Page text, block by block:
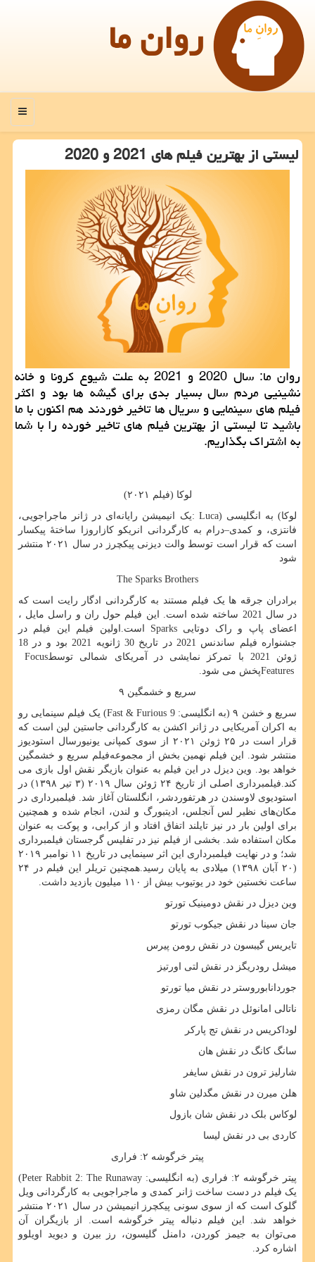
روان ما
منو
لیستی از بهترین فیلم های 2021 و 2020
روان ما: سال 2020 و 2021 به علت شیوع كرونا و خانه
نشینیی مردم سال بسیار بدی برای گیشه ها بود و اكثر
فیلم های سینمایی و سریال ها تاخیر خوردند هم اكنون با ما
باشید تا لیستی از بهترین فیلم های تاخیر خورده را با شما
به اشتراك بگذاریم.
لوکا (فیلم ۲۰۲۱)
لوکا( به انگلیسی : Luca)یک انیمیشن رایانه‌ای در ژانر ماجراجویی،
فانتزی، و کمدی–درام به کارگردانی انریکو کازاروزا ساختهٔ پیکسار
است که قرار است توسط والت دیزنی پیکچرز در سال ۲۰۲۱ منتشر
شود
The Sparks Brothers
برادران جرقه ها یک فیلم مستند به کارگردانی ادگار رایت است که
در سال 2021 ساخته شده است. این فیلم حول ران و راسل مایل ،
اعضای پاپ و راک دوتایی Sparks
است.اولین فیلم این فیلم در
جشنواره فیلم ساندنس 2021 در تاریخ 30 ژانویه 2021 بود و در 18
ژوئن 2021 با تمرکز نمایشی در آمریکای شمالی توسط
Focus
Featuresپخش می شود.
سریع و خشمگین ۹
سریع و خشن ۹ (به انگلیسی:
Fast & Furious 9‎) یک فیلم سینمایی رو
به اکران آمریکایی در ژانر اکشن به کارگردانی جاستین لین است که
قرار است در ۲۵ ژوئن ۲۰۲۱ از سوی کمپانی یونیورسال استودیوز
منتشر شود. این فیلم نهمین بخش از مجموعه‌فیلم سریع و خشمگین
خواهد بود. وین دیزل در این فیلم به عنوان بازیگر نقش اول بازی می
کند.فیلمبرداری اصلی از تاریخ ۲۴ ژوئن سال ۲۰۱۹ (۳ تیر ۱۳۹۸) در
استودیوی لاوسندن در هرتفوردشر، انگلستان آغاز شد. فیلمبرداری در
مکان‌های نظیر لس آنجلس، ادیتبورگ و لندن، انجام شده و همچنین
برای اولین بار در نیز تایلند اتفاق افتاد و از کرابی، و پوکت به عنوان
مکان استفاده شد. بخشی از فیلم نیز در تفلیس گرجستان فیلمبرداری
شد؛ و در نهایت فیلمبرداری این اثر سینمایی در تاریخ ۱۱ نوامبر ۲۰۱۹
(۲۰ آبان ۱۳۹۸) میلادی به پایان رسید.همچنین تریلر این فیلم در ۲۴
ساعت نخستین خود در یوتیوب بیش از ۱۱۰ میلیون بازدید داشت.
وین دیزل در نقش دومینیک تورتو
جان سینا در نقش جیکوب تورتو
تایریس گیبسون در نقش رومن پیرس
میشل رودریگز در نقش لتی اورتیز
جوردانابوروستر در نقش میا تورتو
ناتالی امانوئل در نقش مگان رمزی
لوداکریس در نقش تج پارکر
سانگ کانگ در نقش هان
شارلیز ترون در نقش سایفر
هلن میرن در نقش مگدلین شاو
لوکاس بلک در نقش شان بازول
کاردی بی در نقش لیسا
پیتر خرگوشه ۲: فراری
پیتر خرگوشه ۲: فراری (به انگلیسی:
Peter Rabbit 2: The Runaway
)
یک فیلم در دست ساخت ژانر کمدی و ماجراجویی به کارگردانی ویل
گلوک است که از سوی سونی پیکچرز انیمیشن در سال ۲۰۲۱ منتشر
خواهد شد. این فیلم دنباله پیتر خرگوشه است. از بازیگران آن
می‌توان به جیمز کوردن، دامنل گلیسون، رز بیرن و دیوید اویلوو
اشاره کرد.